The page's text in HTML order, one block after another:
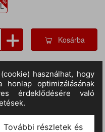
Kosárba